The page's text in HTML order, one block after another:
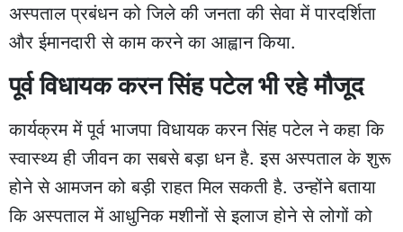
अस्पताल प्रबंधन को जिले की जनता की सेवा में पारदर्शिता
और ईमानदारी से काम करने का आह्वान किया.
पूर्व विधायक करन सिंह पटेल भी रहे मौजूद
कार्यक्रम में पूर्व भाजपा विधायक करन सिंह पटेल ने कहा कि
स्वास्थ्य ही जीवन का सबसे बड़ा धन है. इस अस्पताल के शुरू
होने से आमजन को बड़ी राहत मिल सकती है. उन्होंने बताया
कि अस्पताल में आधुनिक मशीनों से इलाज होने से लोगों को